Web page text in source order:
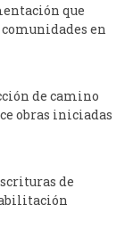
que
en
de camino
obras iniciadas
de